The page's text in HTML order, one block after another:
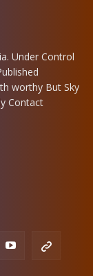
Under Control
worthy But Sky
Contact